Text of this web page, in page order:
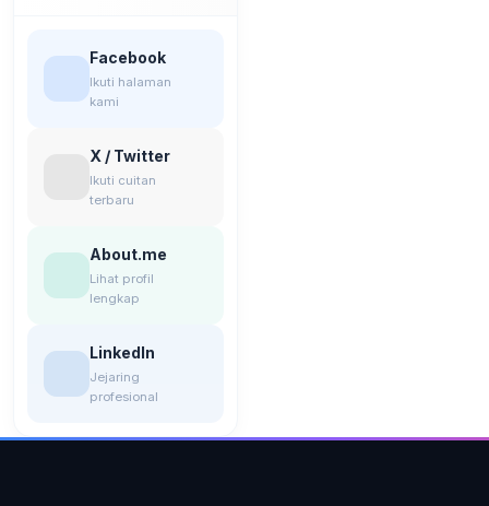
Facebook
Ikuti halaman
kami
X / Twitter
Ikuti cuitan
terbaru
About.me
Lihat profil
lengkap
LinkedIn
Jejaring
profesional